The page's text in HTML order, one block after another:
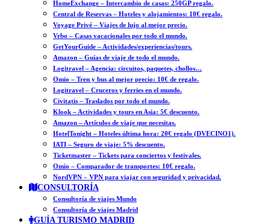
HomeExchange – Intercambio de casas: 250GP regalo.
Central de Reservas – Hoteles y alojamientos: 10€ regalo.
Voyage Privé – Viajes de lujo al mejor precio.
Vrbo – Casas vacacionales por todo el mundo.
GetYourGuide – Actividades/experiencias/tours.
Amazon – Guías de viaje de todo el mundo.
Logitravel – Agencia: circuitos, paquetes, chollos…
Omio – Tren y bus al mejor precio: 10€ de regalo.
Logitravel – Cruceros y ferries en el mundo.
Civitatis – Traslados por todo el mundo.
Klook – Actividades y tours en Asia: 5€ descuento.
Amazon – Artículos de viaje que necesitas.
HotelTonight – Hoteles última hora: 20€ regalo (DVECINO1).
IATI – Seguro de viaje: 5% descuento.
Ticketmaster – Tickets para conciertos y festivales.
Omio – Comparador de transportes: 10€ regalo.
NordVPN – VPN para viajar con seguridad y privacidad.
CONSULTORÍA
Consultoría de viajes Mundo
Consultoría de viajes Madrid
GUÍA TURISMO MADRID